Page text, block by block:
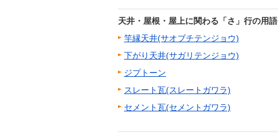
天井・屋根・屋上に関わる「さ」行の用語
竿縁天井(サオブチテンジョウ)
下がり天井(サガリテンジョウ)
ジプトーン
スレート瓦(スレートガワラ)
セメント瓦(セメントガワラ)